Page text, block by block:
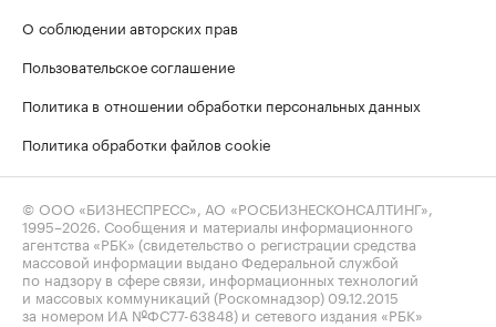
О соблюдении авторских прав
Пользовательское соглашение
Политика в отношении обработки персональных данных
Политика обработки файлов cookie
© ООО «БИЗНЕСПРЕСС», АО «РОСБИЗНЕСКОНСАЛТИНГ»,
1995–2026 . Сообщения и материалы информационного
агентства «РБК» (свидетельство о регистрации средства
массовой информации выдано Федеральной службой
по надзору в сфере связи, информационных технологий
и массовых коммуникаций (Роскомнадзор) 09.12.2015
за номером ИА №ФС77-63848) и сетевого издания «РБК»